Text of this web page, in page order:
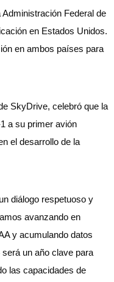
Federal de
en Estados Unidos.
en ambos países para
SkyDrive, celebró que la
a su primer avión
el desarrollo de la
diálogo respetuoso y
avanzando en
y acumulando datos
un año clave para
las capacidades de